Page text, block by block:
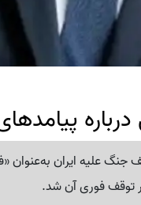
جنگ علیه ایران به‌عنوان
توقف فوری آن شد.